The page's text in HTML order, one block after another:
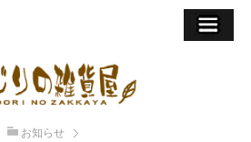
お知らせ